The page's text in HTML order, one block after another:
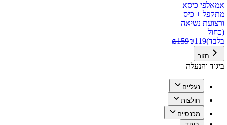
אמאלפי כיסא
מתקפל + כיס
ורצועת נשיאה
(כחול
בלבד)
₪119
₪159
חזור
ביגוד והנעלה
נעליים
חולצות
מכנסיים